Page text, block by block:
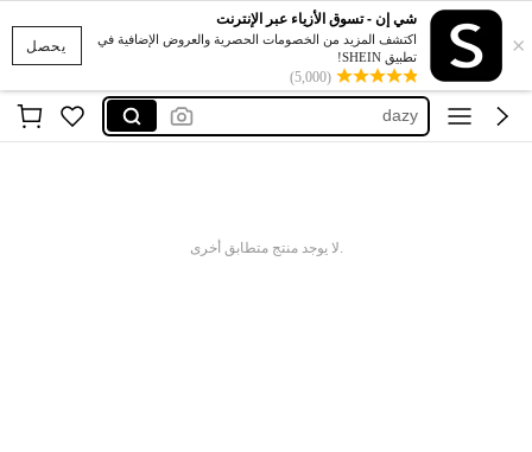
يحصل ×
شي إن - تسوق الأزياء عبر الإنترنت
اكتشف المزيد من الخصومات الحصرية والعروض الإضافية في
تطبيق SHEIN!
(5,000)
طقم بناطيل
dazy
سرويل
.لا يوجد منتج متطابق أخرى